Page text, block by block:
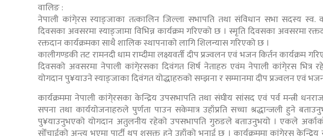
वालिङ :
नेपाली कांगे्रस स्याङ्जाका तत्कालिन जिल्ला सभापति तथा संविधान सभा सदस्य स्व.
दिवसका अवसरमा स्याङ्जामा विभिन्न कार्यक्रम गरिएको छ । स्मृति दिवसका अवसरमा
रक्तदान कार्यक्रमका साथै शालिक स्थापनाको लागि शिलन्यास गरिएको छ ।
कालीगण्डकी तट रामनदी धाम राम्दीमा लक्ष्यवर्ती दीप प्रज्वलन एवं भजन किर्तन कार्यक्रम
दिवसको अवसरमा नेपाली कांगे्रसका दिवंगत शिर्ष नेताहरु एवंम नेपाली कांगे्रस भित्र
योगदान पु¥याउने स्याङ्जाका दिवंगत योद्धाहरुको सम्झना र सम्मानमा दीप प्रज्वलन एवं भजन
कार्यक्रममा नेपाली कांगे्रसका केन्द्रिय उपसभापति तथा संघीय सांसद एवं पर्व मन्त्री
सपना तथा कार्ययोजनाहरुले पुर्णता पाउन सकेमात्र उहाँप्रति सच्चा श्रद्धान्जली हुने
पु¥याउनुभएको योगदान अतुलनीय रहेको उपसभापति गुरुङले बताउनुभयो । एकले अर्काको